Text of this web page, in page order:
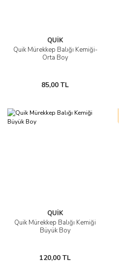
QUİK
Quik Mürekkep Balığı Kemiği-
Orta Boy
85,00 TL
QUİK
Quik Mürekkep Balığı Kemiği
Büyük Boy
120,00 TL